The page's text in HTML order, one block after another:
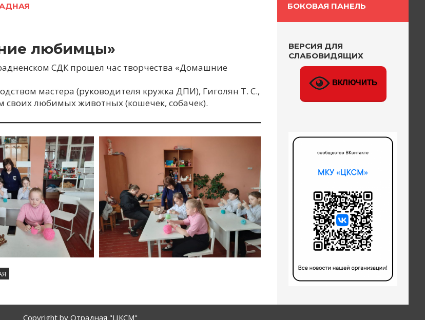
любимцы»
СДК прошел час творчества «Домашние
мастера (руководителя кружка ДПИ), Гиголян Т. С.,
своих любимых животных (кошечек, собачек).
БОКОВАЯ ПАНЕЛЬ
ВЕРСИЯ ДЛЯ
СЛАБОВИДЯЩИХ
ВКЛЮЧИТЬ
Copyright by Отрадная "ЦКСМ"